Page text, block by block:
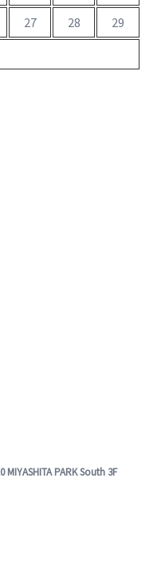
27 28
29
PARK South 3F